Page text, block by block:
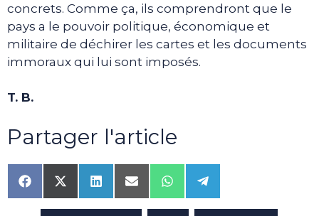
concrets. Comme ça, ils comprendront que le
pays a le pouvoir politique, économique et
militaire de déchirer les cartes et les documents
immoraux qui lui sont imposés.
T. B.
Partager l'article
Share
on
Facebook
Share
on
X
Share
on
LinkedIn
Share
on
Email
Share
on
WhatsApp
Share
on
Telegram